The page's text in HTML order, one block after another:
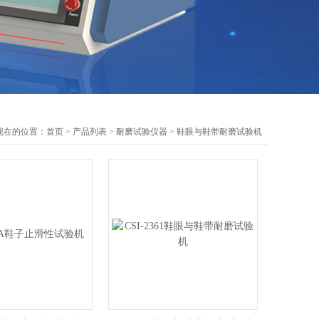
在的位置： 首页 > 产品列表 > 耐磨试验仪器 > 鞋眼与鞋带耐磨试验机